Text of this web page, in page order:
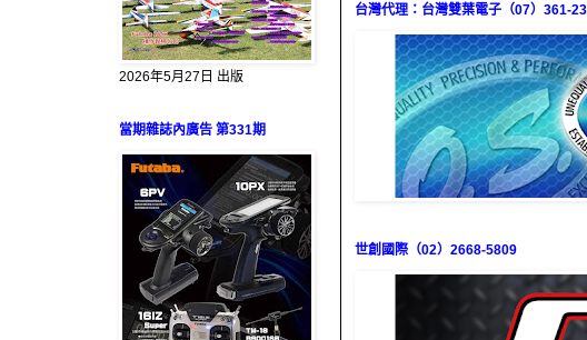
台灣代理：台灣雙葉電子（07）361-
世創國際（02）2668-5809
2026年5月27日 出版
當期雜誌內廣告 第331期